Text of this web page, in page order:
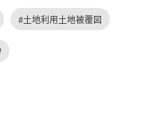
#土地利用土地被覆図